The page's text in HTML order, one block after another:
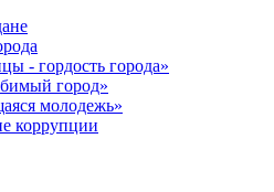
- гордость города»
город»
молодежь»
коррупции